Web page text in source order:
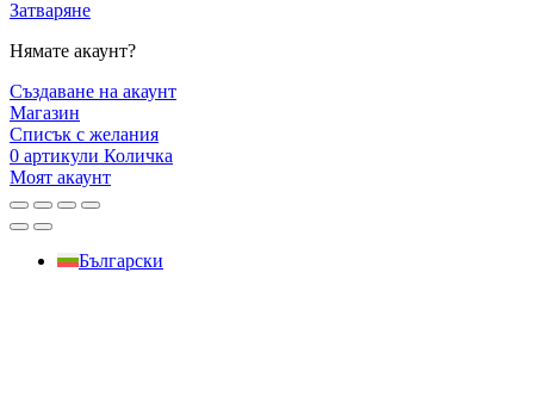
Затваряне
Нямате акаунт?
Създаване на акаунт
Магазин
Списък с желания
0 артикули Количка
Моят акаунт
Български